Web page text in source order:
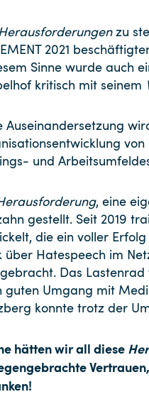
zu
2021
Sinne wurde auch
kritisch mit seinem
Auseinandersetzung
von
und
, eine
gestellt. Seit 2019
die ein voller
über Hatespeech im
Das
guten Umgang mit
konnte trotz der
hätten wir all diese